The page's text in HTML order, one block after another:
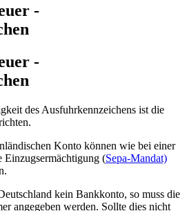
-
-
des Ausfuhrkennzeichens ist die
Konto können wie bei einer
Einzugsermächtigung (Sepa-Mandat)
kein Bankkonto, so muss die
angegeben werden. Sollte dies nicht